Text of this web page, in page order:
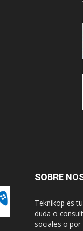
SOBRE
Teknikop es
duda o
sociales o